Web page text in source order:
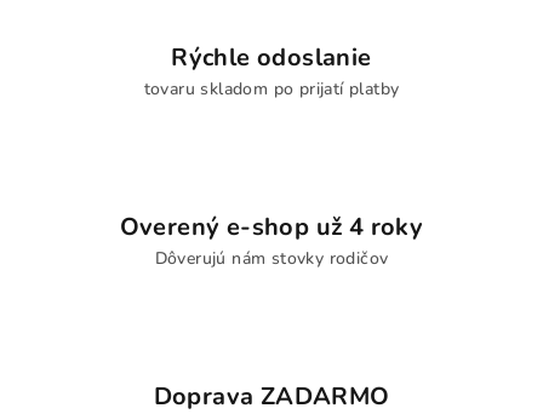
Rýchle odoslanie
tovaru skladom po prijatí platby
Overený e-shop už 4 roky
Dôverujú nám stovky rodičov
Doprava ZADARMO